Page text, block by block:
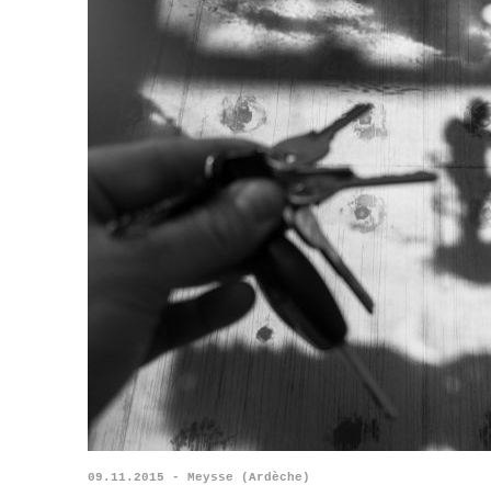
09.11.2015 - Meysse (Ardèche)